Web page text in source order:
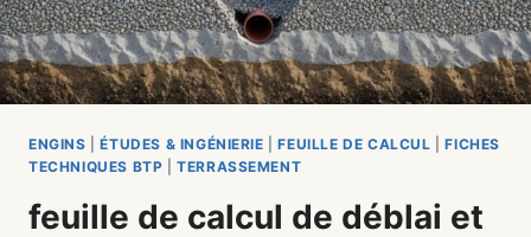
ENGINS |ÉTUDES & INGÉNIERIE |FEUILLE DE CALCUL |FICHES
TECHNIQUES BTP |TERRASSEMENT
feuille de calcul de déblai et